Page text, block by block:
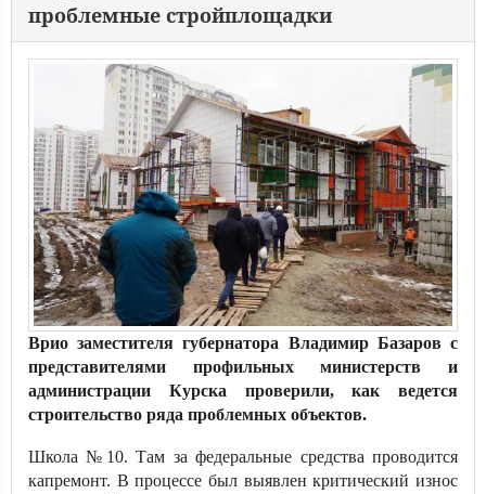
проблемные стройплощадки
Врио заместителя губернатора Владимир Базаров с
представителями профильных министерств и
администрации Курска проверили, как ведется
строительство ряда проблемных объектов.
Школа №10. Там за федеральные средства проводится
капремонт. В процессе был выявлен критический износ